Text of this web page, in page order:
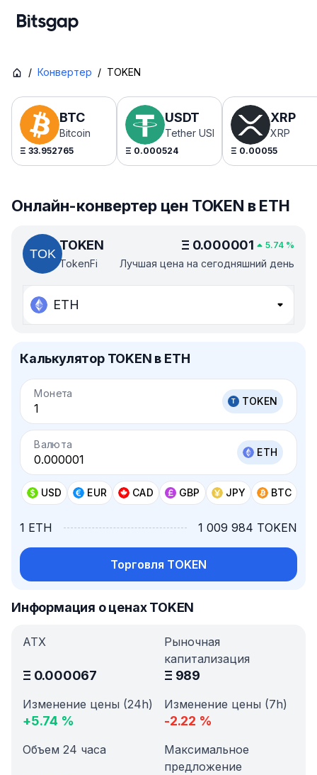
/ Конвертер / TOKEN
BTC
Bitcoin
Ξ 33.952765
USDT
Tether USDt
Ξ 0.000524
XRP
XRP
Ξ 0.00055
Онлайн-конвертер цен TOKEN в ETH
TOKEN
TokenFi
Ξ 0.000001 5.74 %
Лучшая цена на сегодняшний день
ETH
Калькулятор TOKEN в ETH
Монета
TOKEN
Валюта
ETH
USD EUR CAD GBP JPY BTC
1 ETH 1 009 984 TOKEN
Торговля TOKEN
Информация о ценах TOKEN
АТХ
Ξ 0.000067
Рыночная
капитализация
Ξ 989
Изменение цены (24h)
+5.74 %
Изменение цены (7h)
-2.22 %
Объем 24 часа
Максимальное
предложение